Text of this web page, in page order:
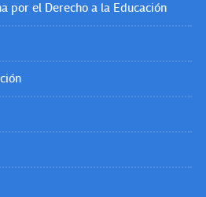
por el Derecho a la Educación